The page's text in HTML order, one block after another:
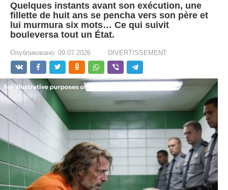
Quelques instants avant son exécution, une
fillette de huit ans se pencha vers son père et
lui murmura six mots… Ce qui suivit
bouleversa tout un État.
Опубликовано: 09.07.2026 DIVERTISSEMENT